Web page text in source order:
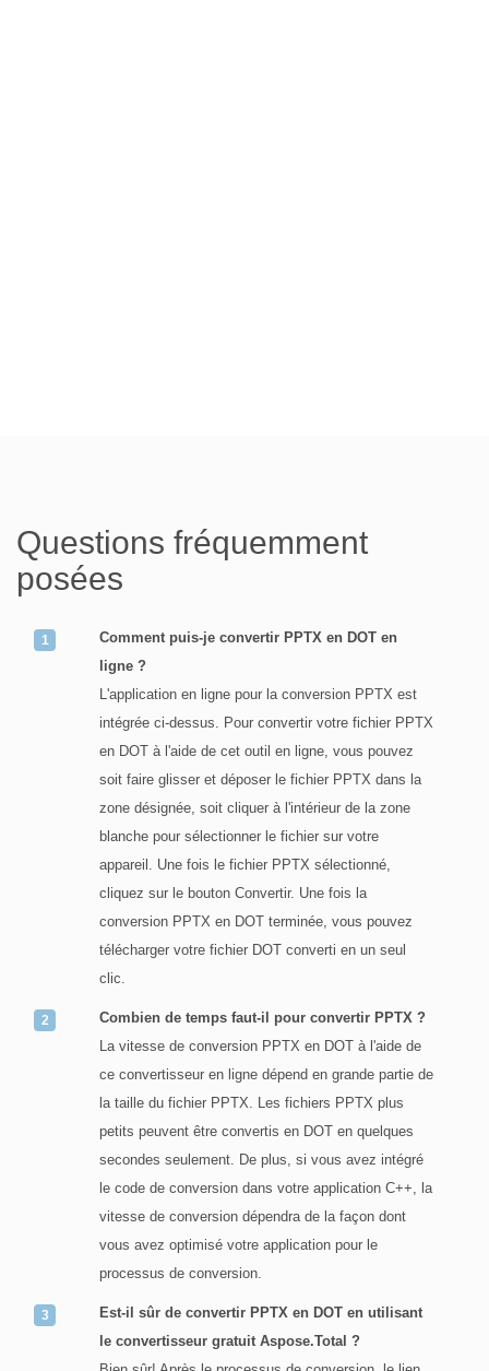
Questions fréquemment
posées
Comment puis-je convertir PPTX en DOT en
ligne ?
L'application en ligne pour la conversion PPTX est
intégrée ci-dessus. Pour convertir votre fichier PPTX
en DOT à l'aide de cet outil en ligne, vous pouvez
soit faire glisser et déposer le fichier PPTX dans la
zone désignée, soit cliquer à l'intérieur de la zone
blanche pour sélectionner le fichier sur votre
appareil. Une fois le fichier PPTX sélectionné,
cliquez sur le bouton Convertir. Une fois la
conversion PPTX en DOT terminée, vous pouvez
télécharger votre fichier DOT converti en un seul
clic.
Combien de temps faut-il pour convertir PPTX ?
La vitesse de conversion PPTX en DOT à l'aide de
ce convertisseur en ligne dépend en grande partie de
la taille du fichier PPTX. Les fichiers PPTX plus
petits peuvent être convertis en DOT en quelques
secondes seulement. De plus, si vous avez intégré
le code de conversion dans votre application C++, la
vitesse de conversion dépendra de la façon dont
vous avez optimisé votre application pour le
processus de conversion.
Est-il sûr de convertir PPTX en DOT en utilisant
le convertisseur gratuit Aspose.Total ?